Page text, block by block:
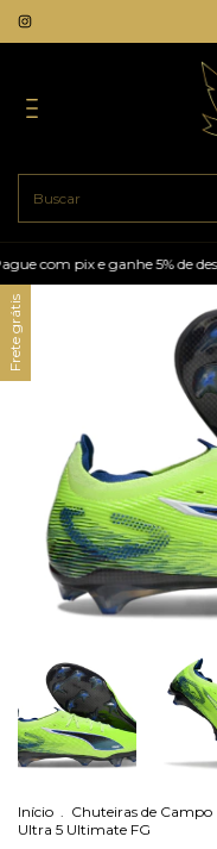
com pix e ganhe 5% de
Frete grátis
Início . Chuteiras de Campo
Ultra 5 Ultimate FG